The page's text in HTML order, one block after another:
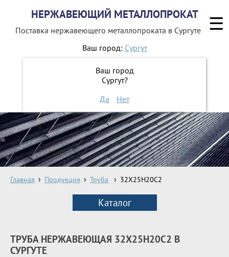
НЕРЖАВЕЮЩИЙ МЕТАЛЛОПРОКАТ
Поставка нержавеющего металлопроката в Сургуте
Ваш город: Сургут
Ваш город
Сургут?
Да
Нет
8 800 551-16-44
ЗАКАЗАТЬ ОБРАТНЫЙ ЗВОНОК
Главная Продукция Труба 32Х25Н20С2
Каталог
ТРУБА НЕРЖАВЕЮЩАЯ 32Х25Н20С2 В
СУРГУТЕ
☰